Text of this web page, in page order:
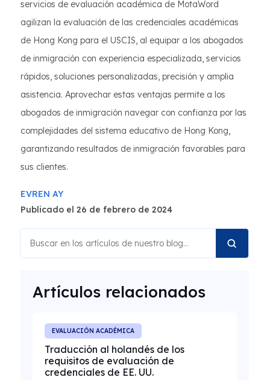
servicios de evaluación académica de MotaWord
agilizan la evaluación de las credenciales académicas
de Hong Kong para el USCIS, al equipar a los abogados
de inmigración con experiencia especializada, servicios
rápidos, soluciones personalizadas, precisión y amplia
asistencia. Aprovechar estas ventajas permite a los
abogados de inmigración navegar con confianza por las
complejidades del sistema educativo de Hong Kong,
garantizando resultados de inmigración favorables para
sus clientes.
EVREN AY
Publicado el 26 de febrero de 2024
Artículos relacionados
EVALUACIÓN ACADÉMICA
Traducción al holandés de los
requisitos de evaluación de
credenciales de EE. UU.